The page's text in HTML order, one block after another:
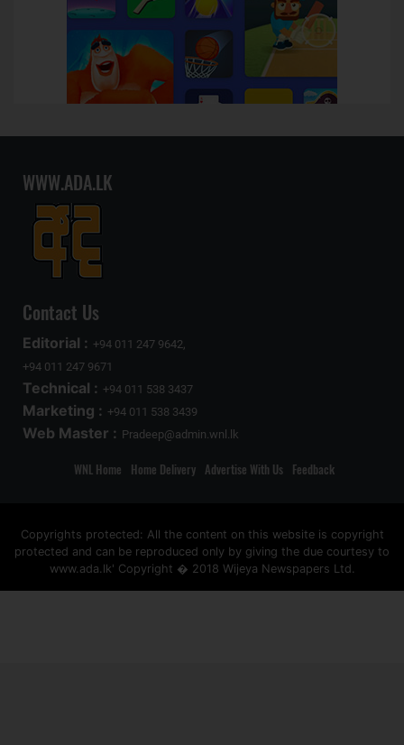
WWW.ADA.LK
Contact Us
Editorial : +94 011 247 9642,
+94 011 247 9671
Technical : +94 011 538 3437
Marketing : +94 011 538 3439
Web Master : Pradeep@admin.wnl.lk
WNL Home Home Delivery Advertise With Us Feedback
Copyrights protected: All the content on this website is copyright
protected and can be reproduced only by giving the due courtesy to
www.ada.lk' Copyright � 2018 Wijeya Newspapers Ltd.